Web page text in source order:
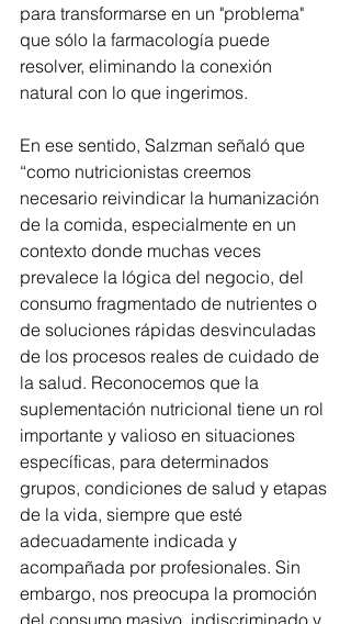
para transformarse en un "problema"
que sólo la farmacología puede
resolver, eliminando la conexión
natural con lo que ingerimos.
En ese sentido, Salzman señaló que
“como nutricionistas creemos
necesario reivindicar la humanización
de la comida, especialmente en un
contexto donde muchas veces
prevalece la lógica del negocio, del
consumo fragmentado de nutrientes o
de soluciones rápidas desvinculadas
de los procesos reales de cuidado de
la salud. Reconocemos que la
suplementación nutricional tiene un rol
importante y valioso en situaciones
específicas, para determinados
grupos, condiciones de salud y etapas
de la vida, siempre que esté
adecuadamente indicada y
acompañada por profesionales. Sin
embargo, nos preocupa la promoción